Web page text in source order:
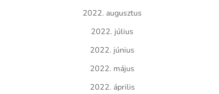
2022. augusztus
2022. július
2022. június
2022. május
2022. április